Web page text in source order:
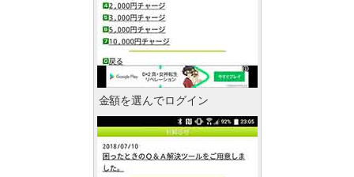
金額を選んでログイン